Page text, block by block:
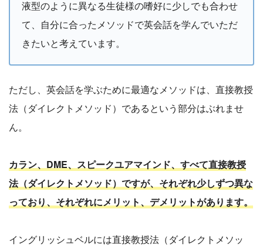
液型のように異なる生徒様の嗜好に少しでも合わせ
て、自分に合ったメソッドで英会話を学んでいただ
きたいと考えています。
ただし、英会話を学ぶために最適なメソッドは、直接教授
法（ダイレクトメソッド）であるという部分はぶれませ
ん。
カラン、DME、スピークユアマインド、すべて直接教授
法（ダイレクトメソッド）ですが、それぞれ少しずつ異な
っており、それぞれにメリット、デメリットがあります。
イングリッシュベルには直接教授法（ダイレクトメソッ